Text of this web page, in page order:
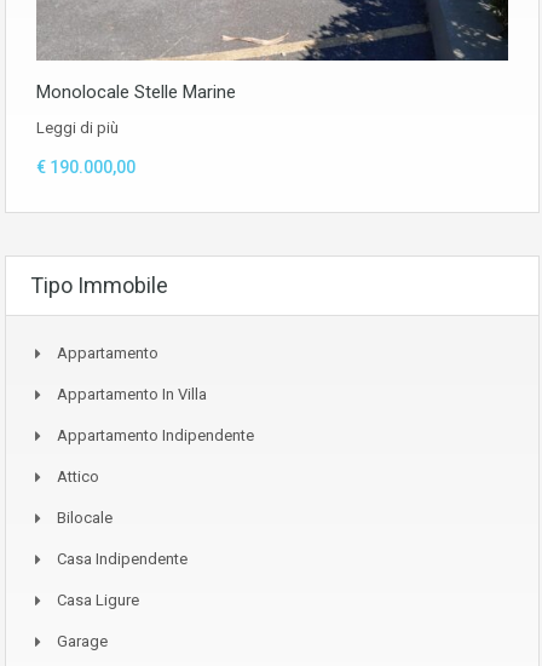
Monolocale Stelle Marine
Leggi di più
€ 190.000,00
Tipo Immobile
Appartamento
Appartamento In Villa
Appartamento Indipendente
Attico
Bilocale
Casa Indipendente
Casa Ligure
Garage